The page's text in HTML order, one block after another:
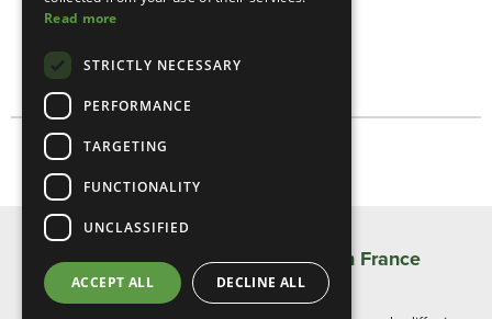
Entretien de l'étang
Service excellent. J'utilise Heathland Group pour entretenir un
grand étang et Darren est toujours utile, en me conseillant sur
Read more
STRICTLY NECESSARY
PERFORMANCE
TARGETING
FUNCTIONALITY
UNCLASSIFIED
ACCEPT ALL DECLINE ALL